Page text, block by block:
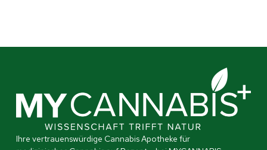
Ihre vertrauenswürdige Cannabis Apotheke für